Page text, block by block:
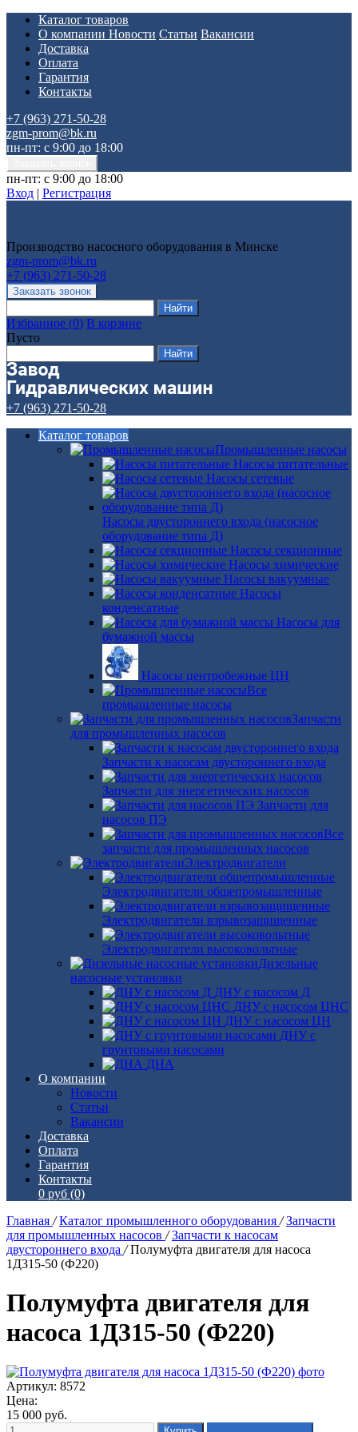
Каталог товаров
О компании Новости Статьи Вакансии
Доставка
Оплата
Гарантия
Контакты
+7 (963) 271-50-28
zgm-prom@bk.ru
пн-пт: с 9:00 до 18:00
пн-пт: с 9:00 до 18:00
Вход | Регистрация
Производство насосного оборудования в Минске
zgm-prom@bk.ru
+7 (963) 271-50-28
Избранное (0) В корзине
Пусто
+7 (963) 271-50-28
Каталог товаров
Промышленные насосы
Насосы питательные
Насосы сетевые
Насосы двустороннего входа (насосное
оборудование типа Д)
Насосы секционные
Насосы химические
Насосы вакуумные
Насосы
конденсатные
Насосы для
бумажной массы
Насосы центробежные ЦН
Все
промышленные насосы
Запчасти
для промышленных насосов
Запчасти к насосам двустороннего входа
Запчасти для энергетических насосов
Запчасти для
насосов ПЭ
Все
запчасти для промышленных насосов
Электродвигатели
Электродвигатели общепромышленные
Электродвигатели взрывозащищенные
Электродвигатели высоковольтные
Дизельные
насосные установки
ДНУ с насосом Д
ДНУ с насосом ЦНС
ДНУ с насосом ЦН
ДНУ с
грунтовыми насосами
ДНА
О компании
Новости
Статьи
Вакансии
Доставка
Оплата
Гарантия
Контакты
0 руб (0)
Главная / Каталог промышленного оборудования / Запчасти
для промышленных насосов / Запчасти к насосам
двустороннего входа / Полумуфта двигателя для насоса
1Д315-50 (Ф220)
Полумуфта двигателя для
насоса 1Д315-50 (Ф220)
Артикул: 8572
Цена:
15 000 руб.